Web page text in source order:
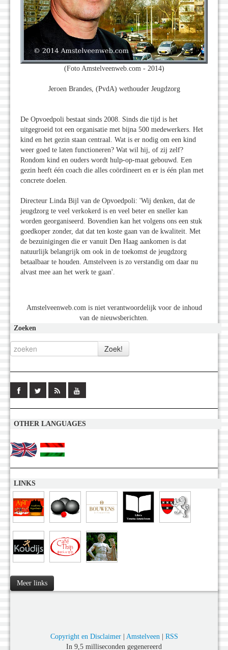
(Foto Amstelveenweb.com - 2014)
Jeroen Brandes, (PvdA) wethouder Jeugdzorg
De Opvoedpoli bestaat sinds 2008. Sinds die tijd is het
uitgegroeid tot een organisatie met bijna 500 medewerkers. Het
kind en het gezin staan centraal. Wat is er nodig om een kind
weer goed te laten functioneren? Wat wil hij, of zij zelf?
Rondom kind en ouders wordt hulp-op-maat gebouwd. Een
gezin heeft één coach die alles coördineert en er is één plan met
concrete doelen.
Directeur Linda Bijl van de Opvoedpoli: 'Wij denken, dat de
jeugdzorg te veel verkokerd is en veel beter en sneller kan
worden georganiseerd. Bovendien kan het volgens ons een stuk
goedkoper zonder, dat dat ten koste gaan van de kwaliteit. Met
de bezuinigingen die er vanuit Den Haag aankomen is dat
natuurlijk belangrijk om ook in de toekomst de jeugdzorg
betaalbaar te houden. Amstelveen is zo verstandig om daar nu
alvast mee aan het werk te gaan'.
Amstelveenweb.com is niet verantwoordelijk voor de inhoud
van de nieuwsberichten.
Zoeken
OTHER LANGUAGES
LINKS
Meer links
Copyright en Disclaimer| Amstelveen| RSS
In 9,5 milliseconden gegenereerd